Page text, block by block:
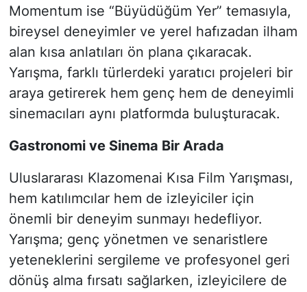
Momentum ise “Büyüdüğüm Yer” temasıyla,
bireysel deneyimler ve yerel hafızadan ilham
alan kısa anlatıları ön plana çıkaracak.
Yarışma, farklı türlerdeki yaratıcı projeleri bir
araya getirerek hem genç hem de deneyimli
sinemacıları aynı platformda buluşturacak.
Gastronomi ve Sinema Bir Arada
Uluslararası Klazomenai Kısa Film Yarışması,
hem katılımcılar hem de izleyiciler için
önemli bir deneyim sunmayı hedefliyor.
Yarışma; genç yönetmen ve senaristlere
yeteneklerini sergileme ve profesyonel geri
dönüş alma fırsatı sağlarken, izleyicilere de